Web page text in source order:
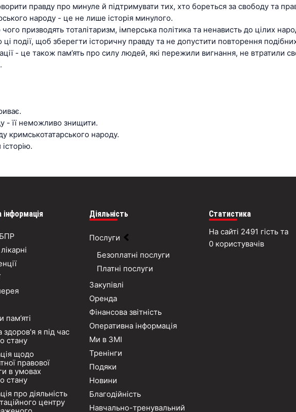
правду про минуле й підтримувати тих, хто бореться за свободу та
народу - це не лише історія минулого.
призводять тоталітаризм, імперська політика та ненависть до цілих
події, щоб зберегти історичну правду та не допустити повторення
- це також пам’ять про силу людей, які пережили вигнання, не втратили
- її неможливо знищити.
кримськотатарського народу.
інформація
пам’яті
здоров'я я під час
стану
щодо
правової
в умовах
стану
про діяльність
центру
Діяльність
Послуги
Безоплатні послуги
Платні послуги
Закупівлі
Оренда
Фінансова звітність
Оперативна інформація
Ми в ЗМІ
Тренінги
Подяки
Новини
Благодійність
Навчально-тренувальний
Статистика
На сайті 2491 гість та
0 користувачів